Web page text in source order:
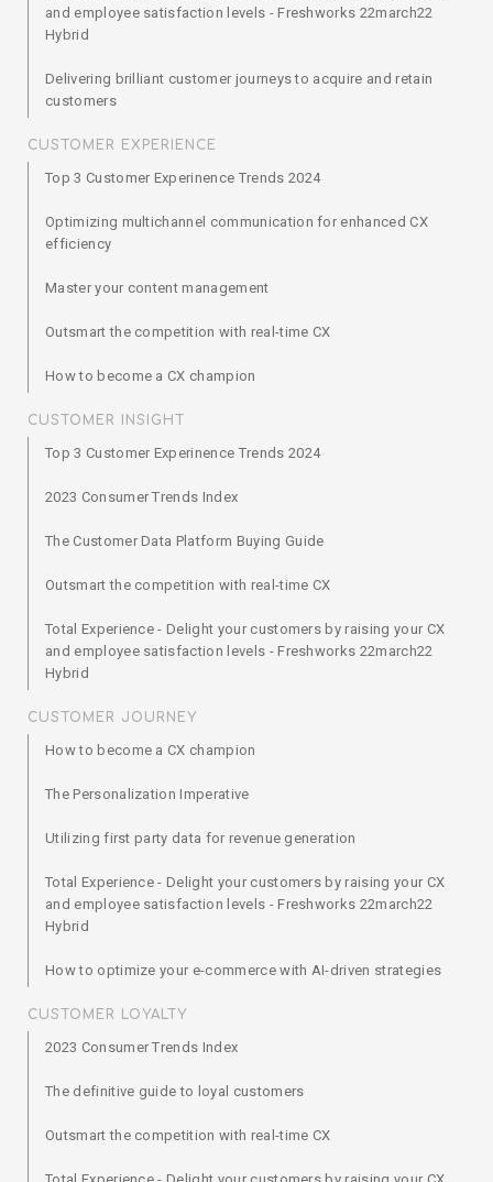
and employee satisfaction levels - Freshworks 22march22
Hybrid
Delivering brilliant customer journeys to acquire and retain
customers
CUSTOMER EXPERIENCE
Top 3 Customer Experinence Trends 2024
Optimizing multichannel communication for enhanced CX
efficiency
Master your content management
Outsmart the competition with real-time CX
How to become a CX champion
CUSTOMER INSIGHT
Top 3 Customer Experinence Trends 2024
2023 Consumer Trends Index
The Customer Data Platform Buying Guide
Outsmart the competition with real-time CX
Total Experience - Delight your customers by raising your CX
and employee satisfaction levels - Freshworks 22march22
Hybrid
CUSTOMER JOURNEY
How to become a CX champion
The Personalization Imperative
Utilizing first party data for revenue generation
Total Experience - Delight your customers by raising your CX
and employee satisfaction levels - Freshworks 22march22
Hybrid
How to optimize your e-commerce with AI-driven strategies
CUSTOMER LOYALTY
2023 Consumer Trends Index
The definitive guide to loyal customers
Outsmart the competition with real-time CX